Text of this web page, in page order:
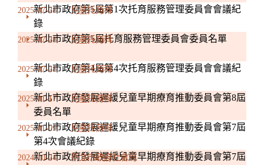
兒童托育科
2025-07-28
新北市政府第5屆第1次托育服務管理委員會會議紀
錄
兒童托育科
2025-07-28
新北市政府第5屆托育服務管理委員會委員名單
兒童托育科
2025-07-28
新北市政府第4屆第4次托育服務管理委員會會議紀
錄
兒童托育科
2025-01-17
新北市政府發展遲緩兒童早期療育推動委員會第8屆
委員名單
兒童托育科
2025-01-09
新北市政府發展遲緩兒童早期療育推動委員會第7屆
第4次會議紀錄
新北市政府社會局
2024-10-24
新北市政府發展遲緩兒童早期療育推動委員會第7屆